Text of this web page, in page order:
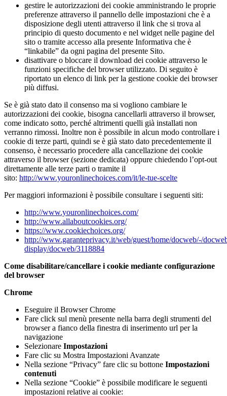
gestire le autorizzazioni dei cookie amministrando le proprie
preferenze attraverso il pannello delle impostazioni che è a
disposizione degli utenti attraverso il link che si trova al
principio di questo documento e nel widget nelle pagine del
sito o tramite accesso alla presente Informativa che è
“linkabile” da ogni pagina del presente Sito.
disattivare o bloccare il download dei cookie attraverso le
funzioni specifiche del browser utilizzato. Di seguito è
riportato un elenco di link per la gestione cookie dei browser
più diffusi.
Se è già stato dato il consenso ma si vogliono cambiare le
autorizzazioni dei cookie, bisogna cancellarli attraverso il browser,
come indicato sotto, perché altrimenti quelli già installati non
verranno rimossi. Inoltre non è possibile in alcun modo controllare i
cookie di terze parti, quindi se è già stato dato precedentemente il
consenso, è necessario procedere alla cancellazione dei cookie
attraverso il browser (sezione dedicata) oppure chiedendo l’opt-out
direttamente alle terze parti o tramite il
sito: http://www.youronlinechoices.com/it/le-tue-scelte
Per maggiori informazioni è possibile consultare i seguenti siti:
http://www.youronlinechoices.com/
http://www.allaboutcookies.org/
https://www.cookiechoices.org/
http://www.garanteprivacy.it/web/guest/home/docweb/-/
display/docweb/3118884
Come disabilitare/cancellare i cookie mediante configurazione
del browser
Chrome
Eseguire il Browser Chrome
Fare click sul menù presente nella barra degli strumenti del
browser a fianco della finestra di inserimento url per la
navigazione
Selezionare Impostazioni
Fare clic su Mostra Impostazioni Avanzate
Nella sezione “Privacy” fare clic su bottone Impostazioni
contenuti
Nella sezione “Cookie” è possibile modificare le seguenti
impostazioni relative ai cookie: